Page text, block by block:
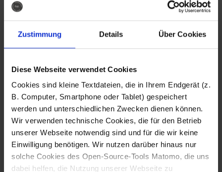
Zustimmung Details Über Cookies
Diese Webseite verwendet Cookies
Cookies sind kleine Textdateien, die in Ihrem Endgerät (z.
B. Computer, Smartphone oder Tablet) gespeichert
werden und unterschiedlichen Zwecken dienen können.
Wir verwenden technische Cookies, die für den Betrieb
unserer Webseite notwendig sind und für die wir keine
Einwilligung benötigen. Wir nutzen darüber hinaus nur
solche Cookies des Open-Source-Tools Matomo, die uns
dabei helfen, die Nutzung unserer Webseite zu
Fotografo: Lorenz
Sternbach
Download
Fotografo: Lorenz
Sternbach
Download